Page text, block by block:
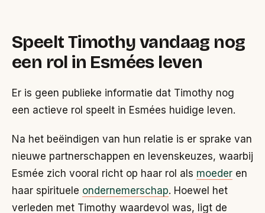
Speelt Timothy vandaag nog
een rol in Esmées leven
Er is geen publieke informatie dat Timothy nog
een actieve rol speelt in Esmées huidige leven.
Na het beëindigen van hun relatie is er sprake van
nieuwe partnerschappen en levenskeuzes, waarbij
Esmée zich vooral richt op haar rol als moeder en
haar spirituele ondernemerschap. Hoewel het
verleden met Timothy waardevol was, ligt de